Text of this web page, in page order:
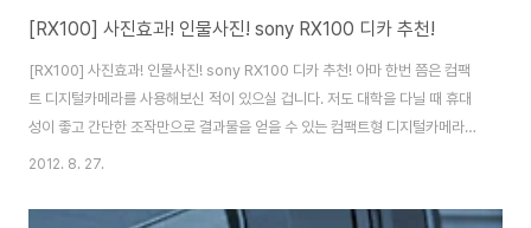
[RX100] 사진효과! 인물사진! sony RX100 디카 추천!
[RX100] 사진효과! 인물사진! sony RX100 디카 추천! 아마 한번 쯤은 컴팩
트 디지털카메라를 사용해보신 적이 있으실 겁니다. 저도 대학을 다닐 때 휴대
성이 좋고 간단한 조작만으로 결과물을 얻을 수 있는 컴팩트형 디지털카메라를
주로 사용했었는데요. 컴팩트 디지털카메라의 단점이라면 아무래도 화질이 아
그래서 화질을 중요하게 생각하는 분들은 DSLR을 많이 구매하고, DSLR의 크
2012. 8. 27.